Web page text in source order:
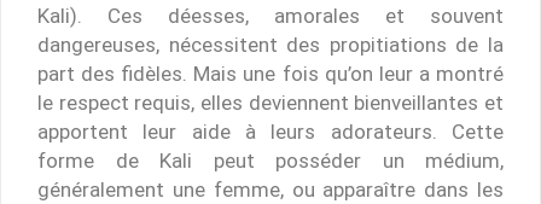
Kali). Ces déesses, amorales et souvent
dangereuses, nécessitent des propitiations de la
part des fidèles. Mais une fois qu’on leur a montré
le respect requis, elles deviennent bienveillantes et
apportent leur aide à leurs adorateurs. Cette
forme de Kali peut posséder un médium,
généralement une femme, ou apparaître dans les